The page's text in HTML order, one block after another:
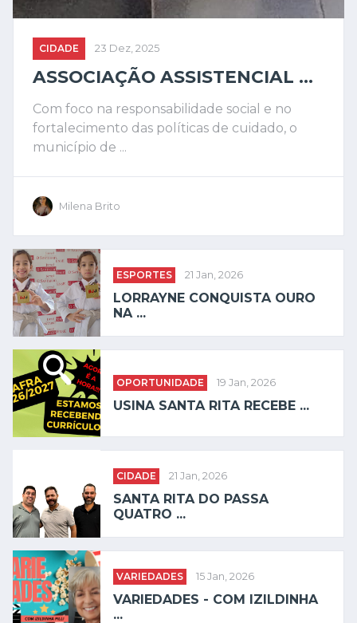
CIDADE 23 Dez, 2025
ASSOCIAÇÃO ASSISTENCIAL ...
Com foco na responsabilidade social e no
fortalecimento das políticas de cuidado, o
município de ...
Milena Brito
ESPORTES 21 Jan, 2026
LORRAYNE CONQUISTA OURO
NA ...
OPORTUNIDADE 19 Jan, 2026
USINA SANTA RITA RECEBE ...
CIDADE 21 Jan, 2026
SANTA RITA DO PASSA
QUATRO ...
VARIEDADES 15 Jan, 2026
VARIEDADES - COM IZILDINHA
...